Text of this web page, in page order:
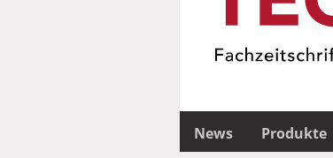
News Produkte